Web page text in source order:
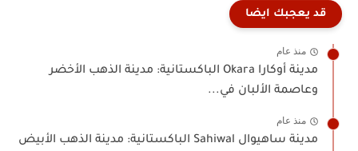
قد يعجبك ايضا
منذ عام
مدينة أوكارا Okara الباكستانية: مدينة الذهب الأخضر
وعاصمة الألبان في...
منذ عام
مدينة ساهيوال Sahiwal الباكستانية: مدينة الذهب الأبيض